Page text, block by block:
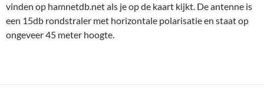
vinden op hamnetdb.net als je op de kaart kijkt. De antenne is
een 15db rondstraler met horizontale polarisatie en staat op
ongeveer 45 meter hoogte.